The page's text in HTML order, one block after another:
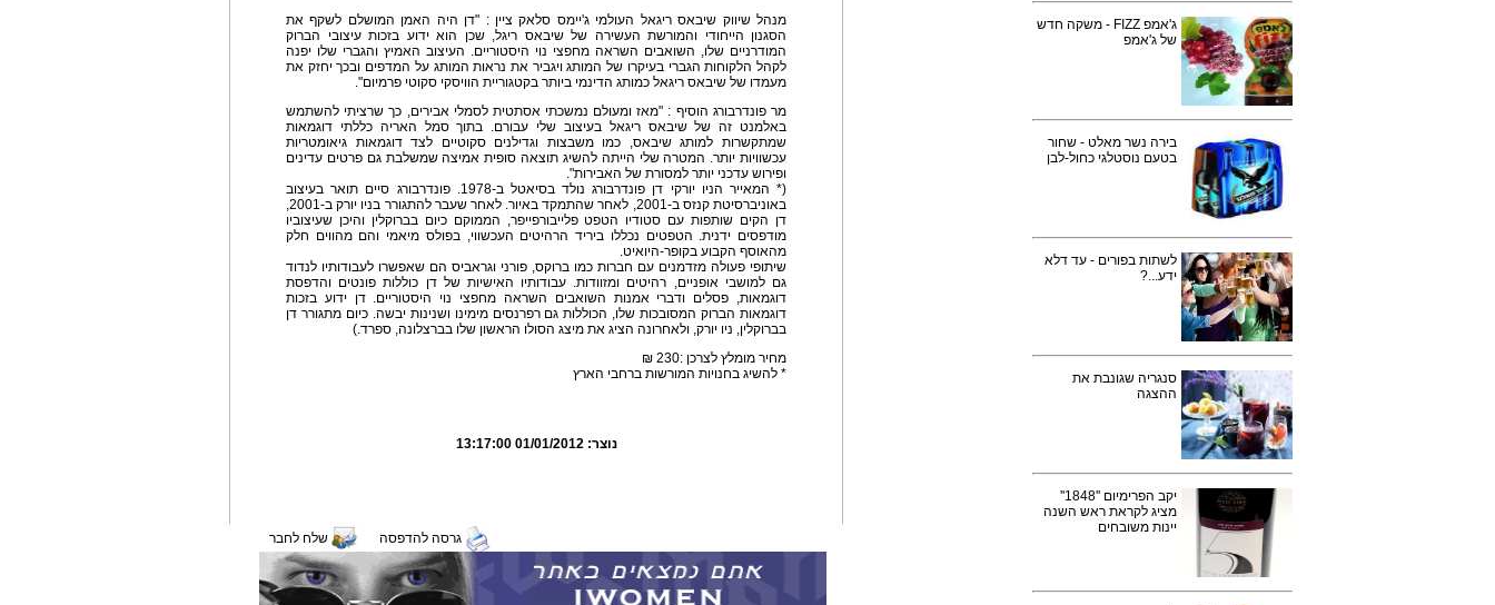
ג'אמפ FIZZ - משקה חדש
של ג'אמפ
בירה נשר מאלט - שחור
בטעם נוסטלגי כחול-לבן
לשתות בפורים - עד דלא
ידע...?
סנגריה שגונבת את
ההצגה
יקב הפרימיום ''1848''
מציג לקראת ראש השנה
יינות משובחים
מנהל שיווק שיבאס ריגאל העולמי ג'יימס סלאק ציין : "דן היה האמן המושלם לשקף את
הסגנון הייחודי והמורשת העשירה של שיבאס ריגל, שכן הוא ידוע בזכות עיצובי הברוק
המודרניים שלו, השואבים השראה מחפצי נוי היסטוריים. העיצוב האמיץ והגברי שלו יפנה
לקהל הלקוחות הגברי בעיקרו של המותג ויגביר את נראות המותג על המדפים ובכך יחזק את
מעמדו של שיבאס ריגאל כמותג הדינמי ביותר בקטגוריית הוויסקי סקוטי פרמיום".
מר פונדרבורג הוסיף : "מאז ומעולם נמשכתי אסתטית לסמלי אבירים, כך שרציתי להשתמש
באלמנט זה של שיבאס ריגאל בעיצוב שלי עבורם. בתוך סמל האריה כללתי דוגמאות
שמתקשרות למותג שיבאס, כמו משבצות וגדילנים סקוטיים לצד דוגמאות גיאומטריות
עכשוויות יותר. המטרה שלי הייתה להשיג תוצאה סופית אמיצה שמשלבת גם פרטים עדינים
ופירוש עדכני יותר למסורת של האבירות".
(* המאייר הניו יורקי דן פונדרבורג נולד בסיאטל ב-1978. פונדרבורג סיים תואר בעיצוב
באוניברסיטת קנזס ב-2001, לאחר שהתמקד באיור. לאחר שעבר להתגורר בניו יורק ב-2001,
דן הקים שותפות עם סטודיו הטפט פלייבורפייפר, הממוקם כיום בברוקלין והיכן שעיצוביו
מודפסים ידנית. הטפטים נכללו ביריד הרהיטים העכשווי, בפולס מיאמי והם מהווים חלק
מהאוסף הקבוע בקופר-היואיט.
שיתופי פעולה מזדמנים עם חברות כמו ברוקס, פורני וגראביס הם שאפשרו לעבודותיו לנדוד
גם למושבי אופניים, רהיטים ומזוודות. עבודותיו האישיות של דן כוללות פונטים והדפסת
דוגמאות, פסלים ודברי אמנות השואבים השראה מחפצי נוי היסטוריים. דן ידוע בזכות
דוגמאות הברוק המסובכות שלו, הכוללות גם רפרנסים מימינו ושנינות יבשה. כיום מתגורר דן
בברוקלין, ניו יורק, ולאחרונה הציג את מיצג הסולו הראשון שלו בברצלונה, ספרד.)
מחיר מומלץ לצרכן :230 ₪
* להשיג בחנויות המורשות ברחבי הארץ
נוצר:01/01/2012 13:17:00
גרסה להדפסה שלח לחבר